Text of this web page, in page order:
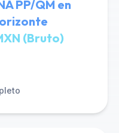
PP/QM en
(Bruto)